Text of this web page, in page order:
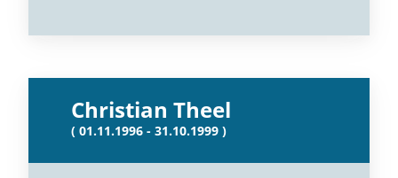
Christian Theel
( 01.11.1996 - 31.10.1999 )